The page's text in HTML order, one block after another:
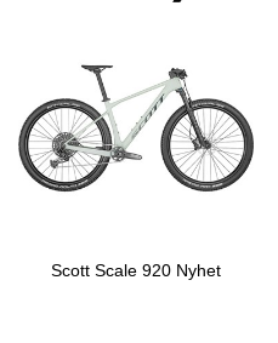
Scott Scale 920 Nyhet